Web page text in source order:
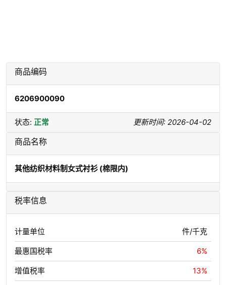
商品编码
6206900090
状态: 正常 更新时间: 2026-04-02
商品名称
其他纺织材料制女式衬衫 (棉限内)
税率信息
计量单位 件/千克
最惠国税率 6%
增值税率 13%